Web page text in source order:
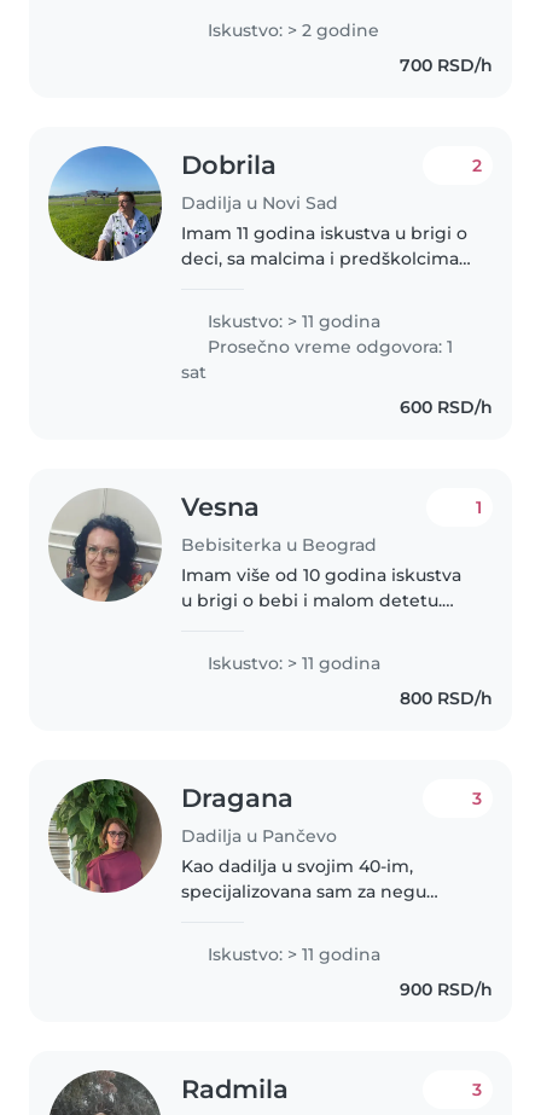
mališanima, strpljiva sam, tačna i
posvećena njihovoj bezbednosti
i pravilnom razvoju. Tu sam..
Iskustvo: > 2 godine
700 RSD/h
Dobrila
Dadilja u Novi Sad
2
Imam 11 godina iskustva u brigi o
deci, sa malcima i predškolcima.
prehrambene tehnologije i volim
da čitam i pravim rukotvorine sa
decom. Možemo se zabavljati..
Iskustvo: > 11 godina
Prosečno vreme odgovora: 1
sat
600 RSD/h
Vesna
Bebisiterka u Beograd
1
Imam više od 10 godina iskustva
u brigi o bebi i malom detetu.
gimnaziju. Volim da crtam, čitam
i igram se sa decom. Moja deca
su odrasla, ali volim da se..
Iskustvo: > 11 godina
800 RSD/h
Dragana
Dadilja u Pančevo
3
Kao dadilja u svojim 40-im,
specijalizovana sam za negu
Sa preko 10 godina iskustva,
pružam brižnu i saosećajnu
Iskustvo: > 11 godina
900 RSD/h
Radmila 3